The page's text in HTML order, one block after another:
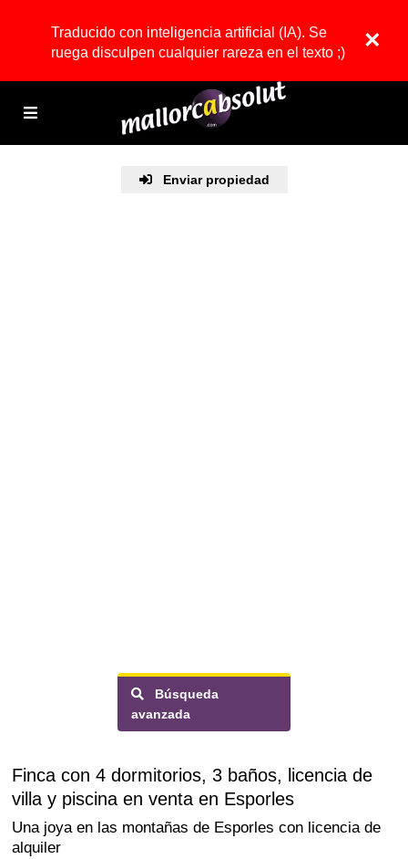
Traducido con inteligencia artificial (IA). Se
ruega disculpen cualquier rareza en el texto ;)
×
Enviar propiedad
Búsqueda
avanzada
Finca con 4 dormitorios, 3 baños, licencia de
villa y piscina en venta en Esporles
Una joya en las montañas de Esporles con licencia de
alquiler